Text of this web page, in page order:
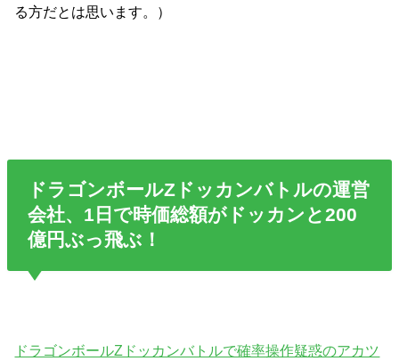
る方だとは思います。）
ドラゴンボールZドッカンバトルの運営
会社、1日で時価総額がドッカンと200
億円ぶっ飛ぶ！
ドラゴンボールZドッカンバトルで確率操作疑惑のアカツ